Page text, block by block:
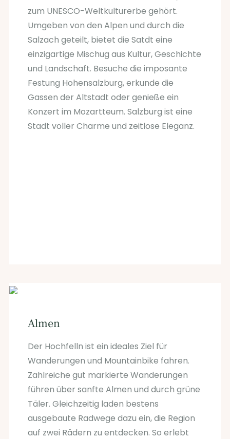
zum UNESCO-Weltkulturerbe gehört.
Umgeben von den Alpen und durch die
Salzach geteilt, bietet die Satdt eine
einzigartige Mischug aus Kultur, Geschichte
und Landschaft. Besuche die imposante
Festung Hohensalzburg, erkunde die
Gassen der Altstadt oder genieße ein
Konzert im Mozartteum. Salzburg ist eine
Stadt voller Charme und zeitlose Eleganz.
Almen
Der Hochfelln ist ein ideales Ziel für
Wanderungen und Mountainbike fahren.
Zahlreiche gut markierte Wanderungen
führen über sanfte Almen und durch grüne
Täler. Gleichzeitig laden bestens
ausgebaute Radwege dazu ein, die Region
auf zwei Rädern zu entdecken. So erlebt